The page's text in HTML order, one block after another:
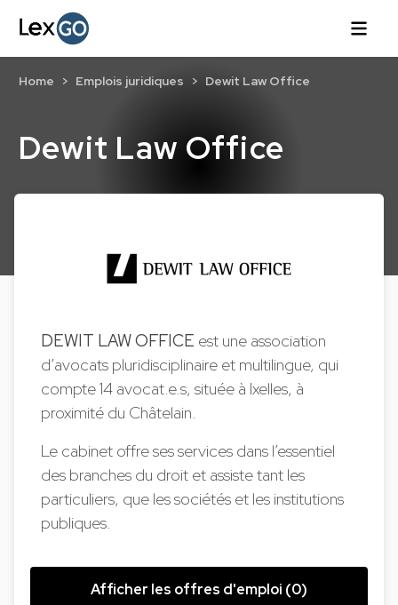
Dewit Law Office
Home Emplois juridiques Dewit Law Office
DEWIT LAW OFFICE est une association
d’avocats pluridisciplinaire et multilingue, qui
compte 14 avocat.e.s, située à Ixelles, à
proximité du Châtelain.
Le cabinet offre ses services dans l’essentiel
des branches du droit et assiste tant les
particuliers, que les sociétés et les institutions
publiques.
Afficher les offres d'emploi (0)